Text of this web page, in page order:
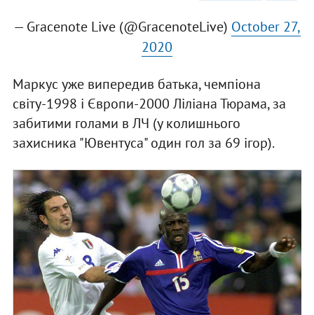
— Gracenote Live (@GracenoteLive) October 27,
2020
Маркус уже випередив батька, чемпіона
світу-1998 і Європи-2000 Ліліана Тюрама, за
забитими голами в ЛЧ (у колишнього
захисника "Ювентуса" один гол за 69 ігор).